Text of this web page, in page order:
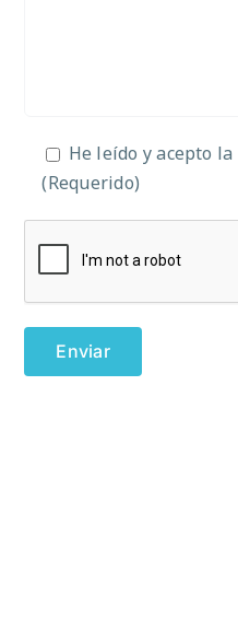
He leído y acepto la
(Requerido)